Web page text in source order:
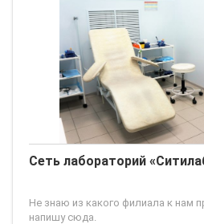
Сеть лабораторий
Не знаю из какого филиала к нам
напишу сюда.